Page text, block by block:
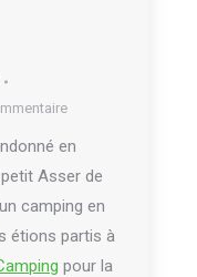
en
Asser de
camping en
étions partis à
pour la